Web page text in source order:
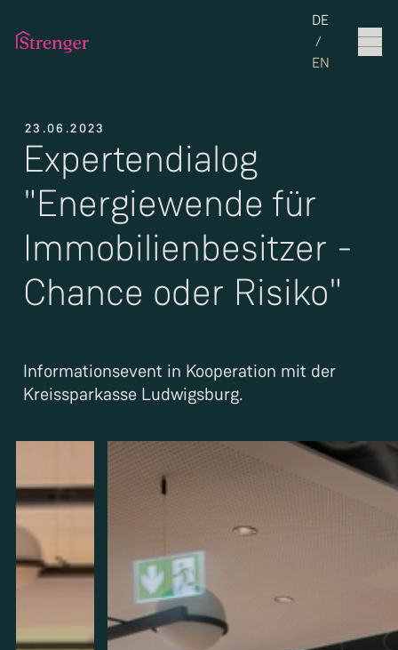
Set the
DE
/
EN
23.06.2023
Expertendialog
"Energiewende für
Immobilienbesitzer -
Chance oder Risiko"
Informationsevent in Kooperation mit der
Kreissparkasse Ludwigsburg.